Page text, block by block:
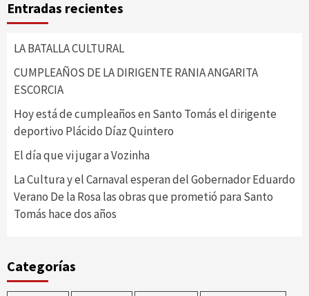
Entradas recientes
LA BATALLA CULTURAL
CUMPLEAÑOS DE LA DIRIGENTE RANIA ANGARITA
ESCORCIA
Hoy está de cumpleaños en Santo Tomás el dirigente
deportivo Plácido Díaz Quintero
El día que vi jugar a Vozinha
La Cultura y el Carnaval esperan del Gobernador Eduardo
Verano De la Rosa las obras que prometió para Santo
Tomás hace dos años
Categorías